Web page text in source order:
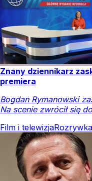
Znany dziennikarz
premiera
Bogdan Rymanowski
Na scenie zwrócił się
Film i telewizjaRozrywka